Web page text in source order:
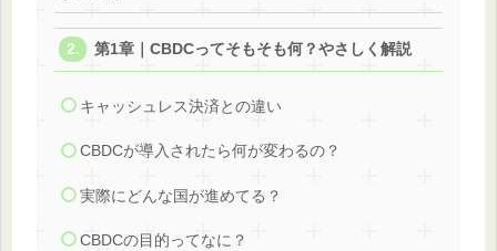
第1章｜CBDCってそもそも何？やさしく解説
キャッシュレス決済との違い
CBDCが導入されたら何が変わるの？
実際にどんな国が進めてる？
CBDCの目的ってなに？